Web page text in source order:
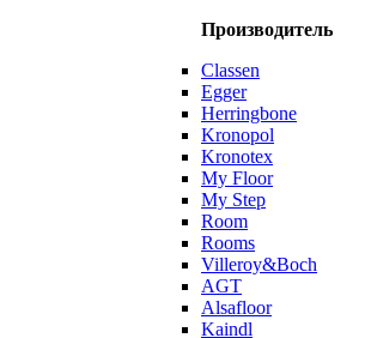
Производитель
Classen
Egger
Herringbone
Kronopol
Kronotex
My Floor
My Step
Room
Rooms
Villeroy&Boch
AGT
Alsafloor
Kaindl